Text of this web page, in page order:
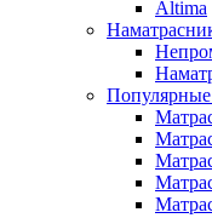
Altima
Популярные